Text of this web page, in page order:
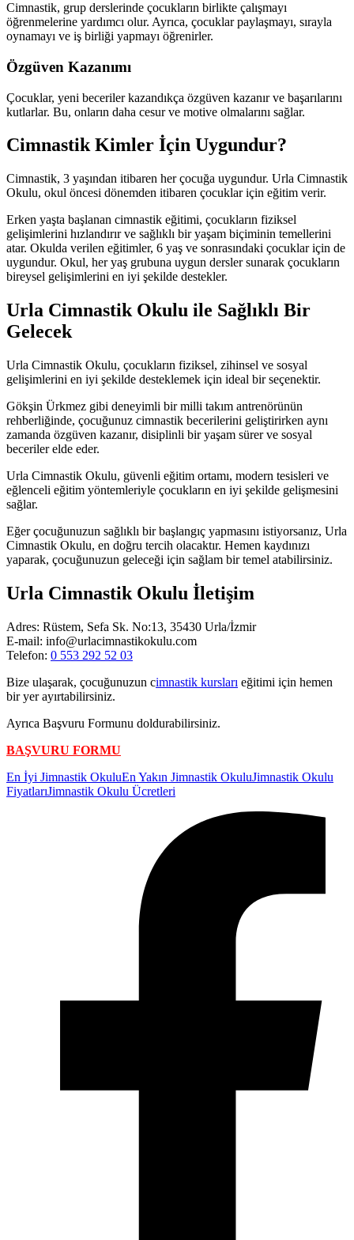
Cimnastik, grup derslerinde çocukların birlikte çalışmayı
öğrenmelerine yardımcı olur. Ayrıca, çocuklar paylaşmayı, sırayla
oynamayı ve iş birliği yapmayı öğrenirler.
Özgüven Kazanımı
Çocuklar, yeni beceriler kazandıkça özgüven kazanır ve başarılarını
kutlarlar. Bu, onların daha cesur ve motive olmalarını sağlar.
Cimnastik Kimler İçin Uygundur?
Cimnastik, 3 yaşından itibaren her çocuğa uygundur. Urla Cimnastik
Okulu, okul öncesi dönemden itibaren çocuklar için eğitim verir.
Erken yaşta başlanan cimnastik eğitimi, çocukların fiziksel
gelişimlerini hızlandırır ve sağlıklı bir yaşam biçiminin temellerini
atar. Okulda verilen eğitimler, 6 yaş ve sonrasındaki çocuklar için de
uygundur. Okul, her yaş grubuna uygun dersler sunarak çocukların
bireysel gelişimlerini en iyi şekilde destekler.
Urla Cimnastik Okulu ile Sağlıklı Bir
Gelecek
Urla Cimnastik Okulu, çocukların fiziksel, zihinsel ve sosyal
gelişimlerini en iyi şekilde desteklemek için ideal bir seçenektir.
Gökşin Ürkmez gibi deneyimli bir milli takım antrenörünün
rehberliğinde, çocuğunuz cimnastik becerilerini geliştirirken aynı
zamanda özgüven kazanır, disiplinli bir yaşam sürer ve sosyal
beceriler elde eder.
Urla Cimnastik Okulu, güvenli eğitim ortamı, modern tesisleri ve
eğlenceli eğitim yöntemleriyle çocukların en iyi şekilde gelişmesini
sağlar.
Eğer çocuğunuzun sağlıklı bir başlangıç yapmasını istiyorsanız, Urla
Cimnastik Okulu, en doğru tercih olacaktır. Hemen kaydınızı
yaparak, çocuğunuzun geleceği için sağlam bir temel atabilirsiniz.
Urla Cimnastik Okulu İletişim
Adres: Rüstem, Sefa Sk. No:13, 35430 Urla/İzmir
E-mail: info@urlacimnastikokulu.com
Telefon: 0 553 292 52 03
Bize ulaşarak, çocuğunuzun cimnastik kursları eğitimi için hemen
bir yer ayırtabilirsiniz.
Ayrıca Başvuru Formunu doldurabilirsiniz.
BAŞVURU FORMU
Etiketler:
En İyi Jimnastik OkuluEn Yakın Jimnastik OkuluJimnastik Okulu
FiyatlarıJimnastik Okulu Ücretleri